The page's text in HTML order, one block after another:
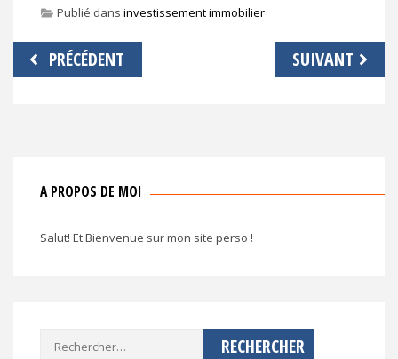
Publié dans investissement immobilier
Navigation
de
PRÉCÉDENT SUIVANT
A PROPOS DE MOI
Salut! Et Bienvenue sur mon site perso !
Rechercher :